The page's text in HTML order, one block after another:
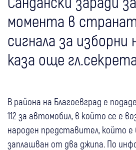
момента в
сигнала за изборни
каза още
В района на Благоевград е
112 за автомобил, в който се е
народен представител, който е
заплашван от два джипа. По